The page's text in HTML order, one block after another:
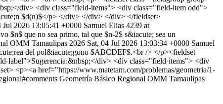
div> <div class="field-items"> <div class="field-item odd">
$d(n)$</p> </div> </div> </div> </fieldset>
Jul 2026 13:05:41 +0000 Samuel Elias 4239 at
$n$ que no sea primo, tal que $n-2$ s&iacute; sea un
OMM Tamaulipas 2026 Sat, 04 Jul 2026 13:03:34 +0000 Samuel
del pol&iacute;gono $ABCDEF$.<br /> </p><fieldset
label">Sugerencia:&nbsp;</div> <div class="field-items"> <div
<p><a href="https://www.matetam.com/problemas/geometria/1-
Geometría Básico Regional OMM Tamaulipas